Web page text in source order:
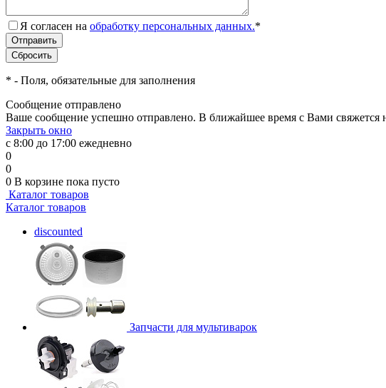
Я согласен на обработку персональных данных.*
* - Поля, обязательные для заполнения
Сообщение отправлено
Ваше сообщение успешно отправлено. В ближайшее время с Вами свяжется
Закрыть окно
с 8:00 до 17:00 ежедневно
0
0
0 В корзине пока пусто
Каталог товаров
Каталог товаров
discounted
Запчасти для мультиварок